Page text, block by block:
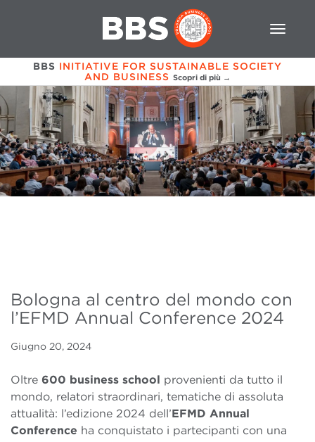
BBS INITIATIVE FOR SUSTAINABLE SOCIETY
AND BUSINESS Scopri di più →
Bologna al centro del mondo con
l’EFMD Annual Conference 2024
Giugno 20, 2024
Oltre 600 business school provenienti da tutto il
mondo, relatori straordinari, tematiche di assoluta
attualità: l’edizione 2024 dell’EFMD Annual
Conference ha conquistato i partecipanti con una